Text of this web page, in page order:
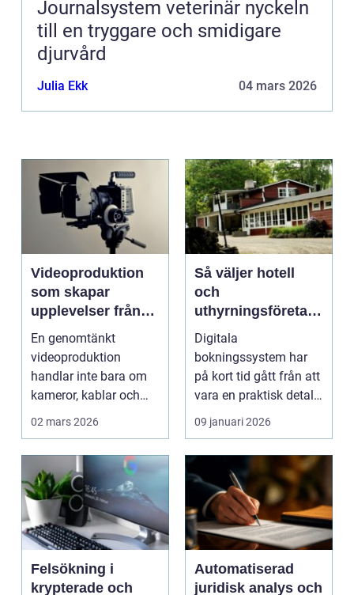
Journalsystem veterinär nyckeln
till en tryggare och smidigare
djurvård
Julia Ekk 04 mars 2026
Videoproduktion
som skapar
upplevelser från
idé till färdig
sändning
En genomtänkt
videoproduktion
handlar inte bara om
kameror, kablar och
skärmar. Den handlar
02 mars 2026
Så väljer hotell
och
uthyrningsföretag
rätt
bokningssystem
Digitala
bokningssystem har
på kort tid gått från att
vara en praktisk detalj
till...
09 januari 2026
Felsökning i
krypterade och
Automatiserad
juridisk analys och